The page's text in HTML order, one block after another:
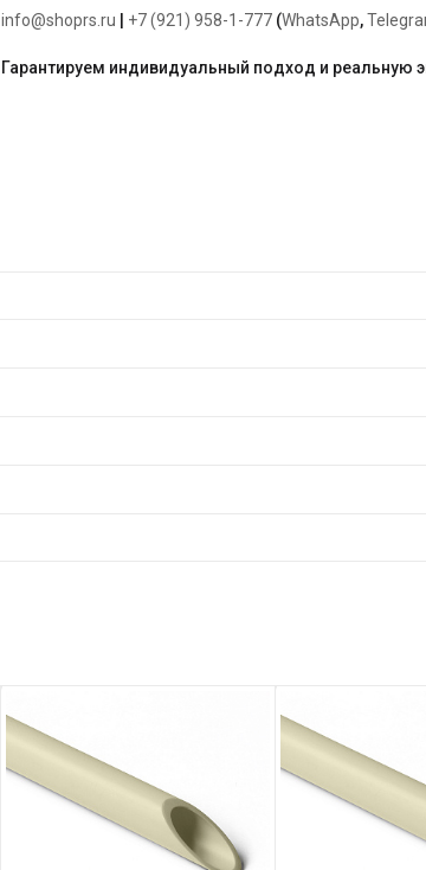
info@shoprs.ru +7 (921) 958-1-777 (WhatsApp,
Гарантируем индивидуальный подход и реальную